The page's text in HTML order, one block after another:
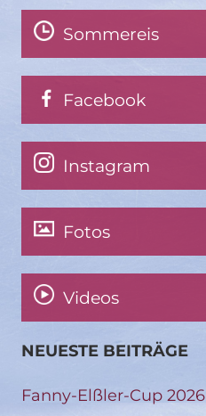
Sommereis
Facebook
Instagram
Fotos
Videos
NEUESTE BEITRÄGE
Fanny-Elßler-Cup 2026